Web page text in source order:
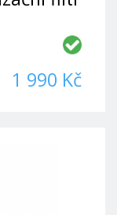
1 990 Kč